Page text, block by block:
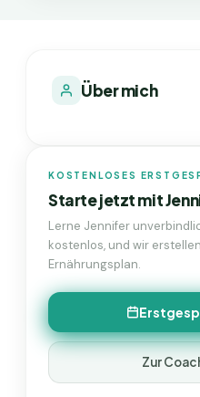
Über mich
KOSTENLOSES
Starte jetzt mit
Lerne Jennifer
kostenlos, und wir
Ernährungsplan.
Zur